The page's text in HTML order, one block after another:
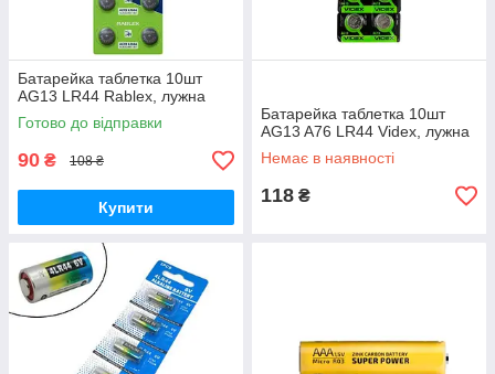
Батарейка таблетка 10шт
AG13 LR44 Rablex, лужна
Готово до відправки
90 ₴ 108 ₴
Купити
Батарейка таблетка 10шт
AG13 A76 LR44 Videx, лужна
Немає в наявності
118 ₴